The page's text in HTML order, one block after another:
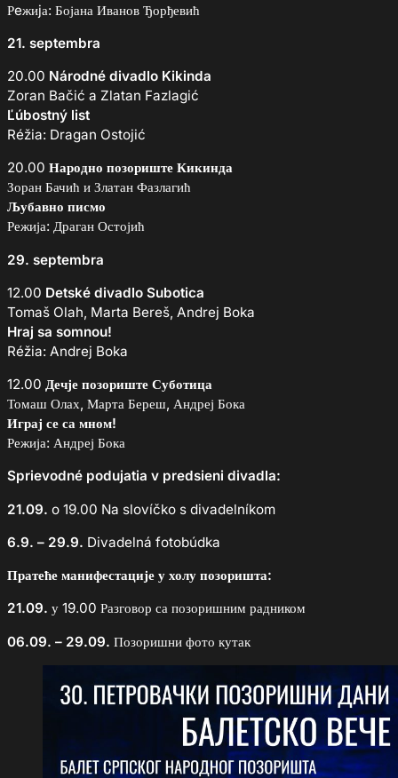
Рeжиjа: Бојана Иванов Ђорђевић
21. septembra
20.00 Národné divadlo Kikinda
Zoran Bačić a Zlatan Fazlagić
Ľúbostný list
Réžia: Dragan Ostojić
20.00 Народно позориште Кикинда
Зоран Бачић и Златан Фазлагић
Љубавно писмо
Режија: Драган Остојић
29. septembra
12.00 Detské divadlo Subotica
Tomaš Olah, Marta Bereš, Andrej Boka
Hraj sa somnou!
Réžia: Andrej Boka
12.00 Дечје позориште Суботица
Томаш Олах, Марта Береш, Андреј Бока
Играј се са мном!
Режија: Андреј Бока
Sprievodné podujatia v predsieni divadla:
21.09. o 19.00 Na slovíčko s divadelníkom
6.9. – 29.9. Divadelná fotobúdka
Пратеће манифестације у холу позоришта:
21.09. у 19.00 Разговор са позоришним радником
06.09. – 29.09. Позоришни фото кутак